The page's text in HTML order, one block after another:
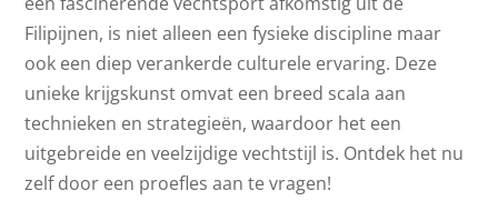
Filipijnen, is niet alleen een fysieke discipline maar
ook een diep verankerde culturele ervaring. Deze
unieke krijgskunst omvat een breed scala aan
technieken en strategieën, waardoor het een
uitgebreide en veelzijdige vechtstijl is. Ontdek het nu
zelf door een proefles aan te vragen!